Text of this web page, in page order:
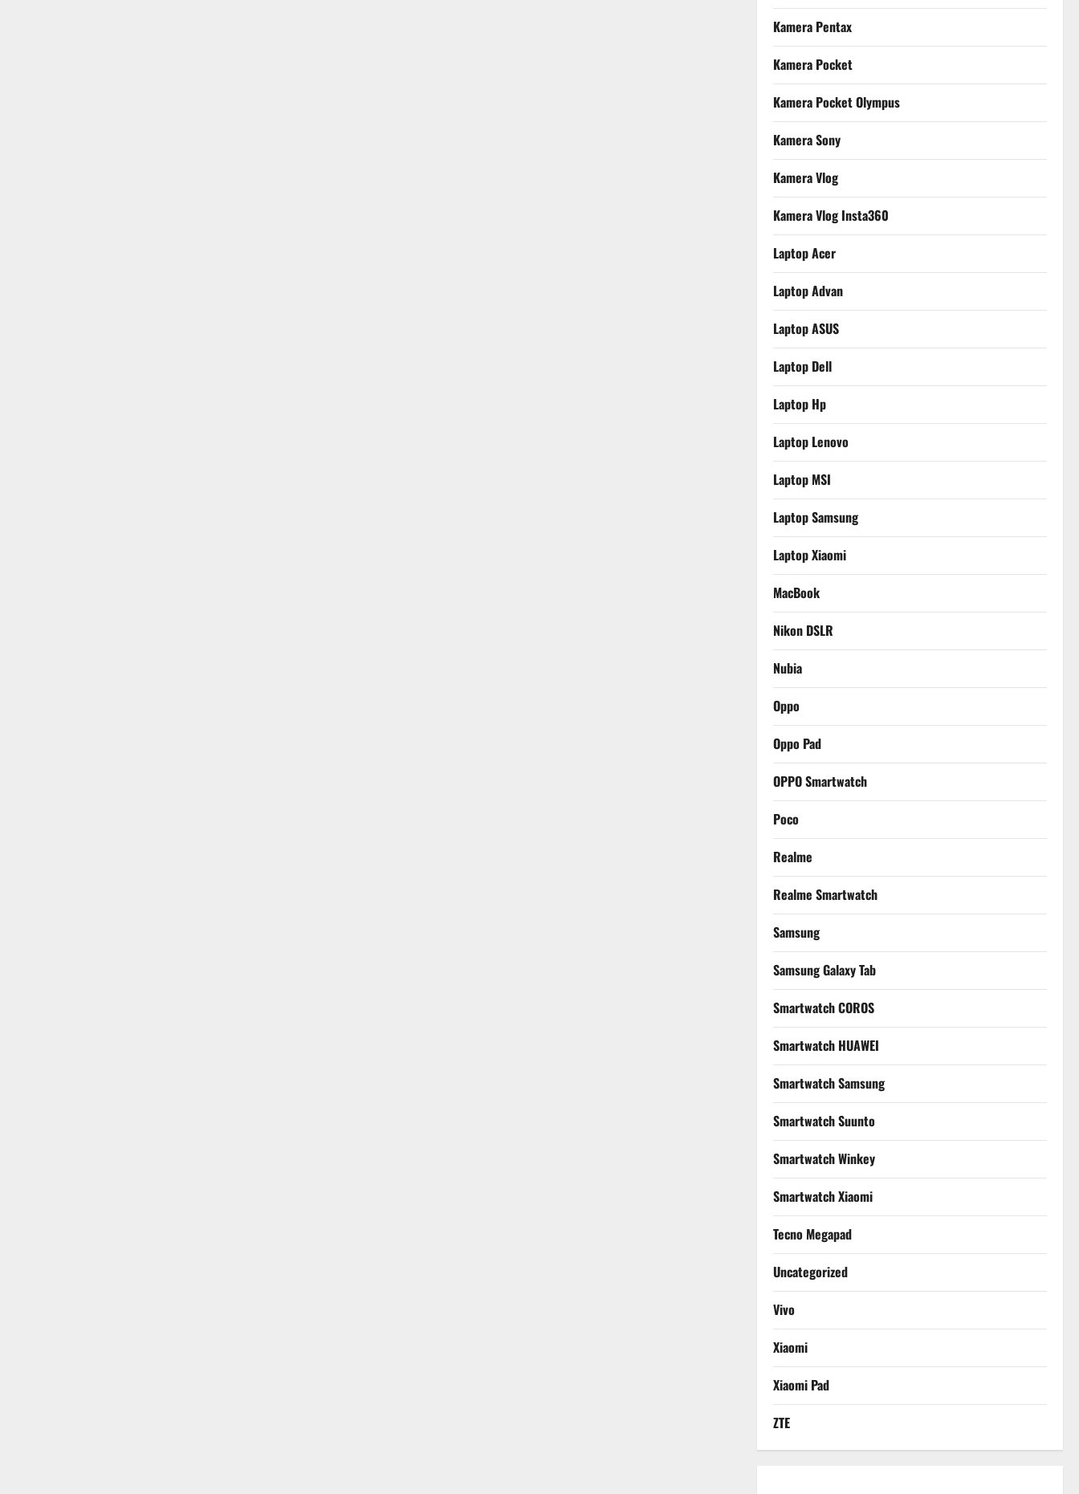
Kamera Pentax
Kamera Pocket
Kamera Pocket Olympus
Kamera Sony
Kamera Vlog
Kamera Vlog Insta360
Laptop Acer
Laptop Advan
Laptop ASUS
Laptop Dell
Laptop Hp
Laptop Lenovo
Laptop MSI
Laptop Samsung
Laptop Xiaomi
MacBook
Nikon DSLR
Nubia
Oppo
Oppo Pad
OPPO Smartwatch
Poco
Realme
Realme Smartwatch
Samsung
Samsung Galaxy Tab
Smartwatch COROS
Smartwatch HUAWEI
Smartwatch Samsung
Smartwatch Suunto
Smartwatch Winkey
Smartwatch Xiaomi
Tecno Megapad
Uncategorized
Vivo
Xiaomi
Xiaomi Pad
ZTE